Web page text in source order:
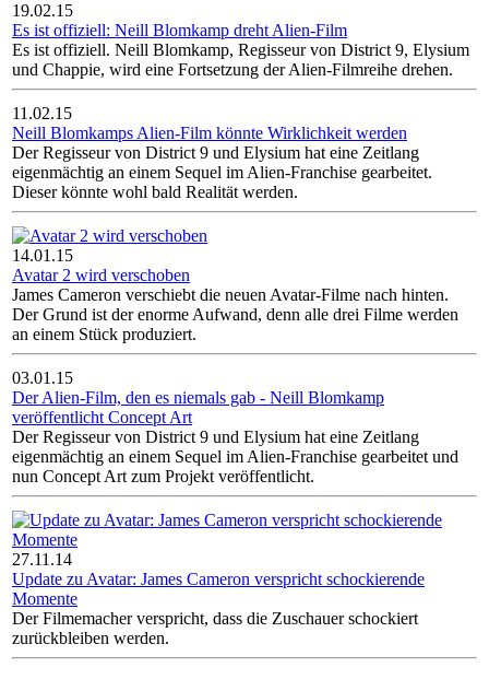
19.02.15
Es ist offiziell: Neill Blomkamp dreht Alien-Film
Es ist offiziell. Neill Blomkamp, Regisseur von District 9, Elysium
und Chappie, wird eine Fortsetzung der Alien-Filmreihe drehen.
11.02.15
Neill Blomkamps Alien-Film könnte Wirklichkeit werden
Der Regisseur von District 9 und Elysium hat eine Zeitlang
eigenmächtig an einem Sequel im Alien-Franchise gearbeitet.
Dieser könnte wohl bald Realität werden.
14.01.15
Avatar 2 wird verschoben
James Cameron verschiebt die neuen Avatar-Filme nach hinten.
Der Grund ist der enorme Aufwand, denn alle drei Filme werden
an einem Stück produziert.
03.01.15
Der Alien-Film, den es niemals gab - Neill Blomkamp
veröffentlicht Concept Art
Der Regisseur von District 9 und Elysium hat eine Zeitlang
eigenmächtig an einem Sequel im Alien-Franchise gearbeitet und
nun Concept Art zum Projekt veröffentlicht.
27.11.14
Update zu Avatar: James Cameron verspricht schockierende
Momente
Der Filmemacher verspricht, dass die Zuschauer schockiert
zurückbleiben werden.